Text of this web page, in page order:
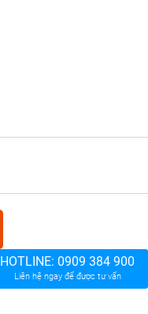
HOTLINE: 0909 384 900
Liên hệ ngay để được tư vấn